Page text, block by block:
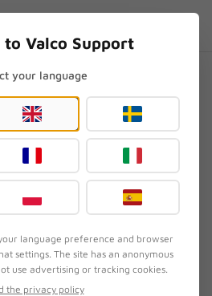
bestelling
product
supportteam
to Valco Support
your language
language preference and browser
settings. The site has an anonymous
use advertising or tracking cookies.
the privacy policy